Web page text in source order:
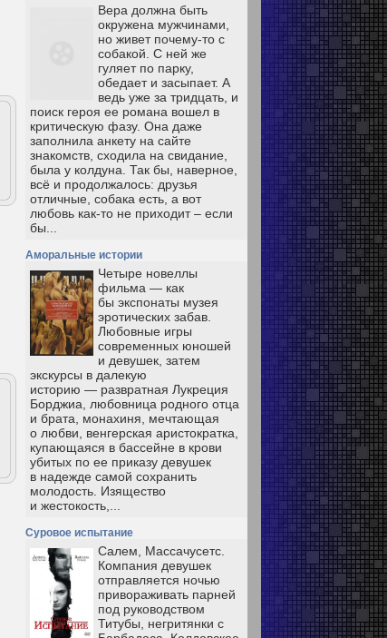
Вера должна быть
окружена мужчинами,
но живет почему-то с
собакой. С ней же
гуляет по парку,
обедает и засыпает. А
ведь уже за тридцать, и
поиск героя ее романа вошел в
критическую фазу. Она даже
заполнила анкету на сайте
знакомств, сходила на свидание,
была у колдуна. Так бы, наверное,
всё и продолжалось: друзья
отличные, собака есть, а вот
любовь как-то не приходит – если
бы...
Аморальные истории
Четыре новеллы
фильма — как
бы экспонаты музея
эротических забав.
Любовные игры
современных юношей
и девушек, затем
экскурсы в далекую
историю — развратная Лукреция
Борджиа, любовница родного отца
и брата, монахиня, мечтающая
о любви, венгерская аристократка,
купающаяся в бассейне в крови
убитых по ее приказу девушек
в надежде самой сохранить
молодость. Изящество
и жестокость,...
Суровое испытание
Салем, Массачусетс.
Компания девушек
отправляется ночью
привораживать парней
под руководством
Титубы, негритянки с